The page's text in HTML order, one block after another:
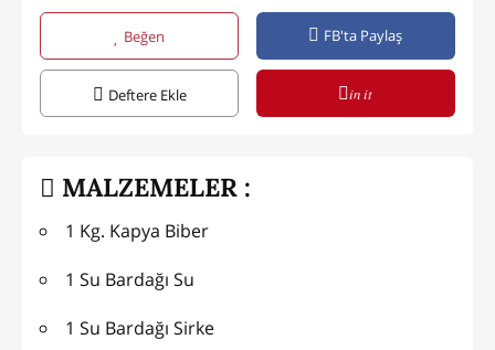
Beğen FB'ta Paylaş
Deftere Ekle in it
MALZEMELER :
1 Kg. Kapya Biber
1 Su Bardağı Su
1 Su Bardağı Sirke